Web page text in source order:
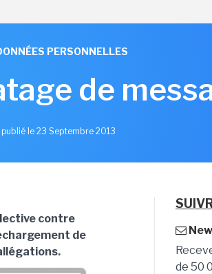
PERSONNELLES
de
publié le 23 Septembre 2013
contre
de
de 50